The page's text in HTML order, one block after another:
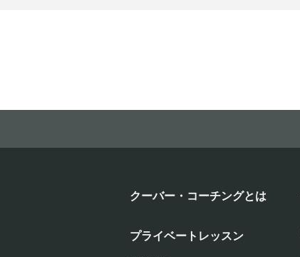
クーバー・コーチングとは
プライベートレッスン